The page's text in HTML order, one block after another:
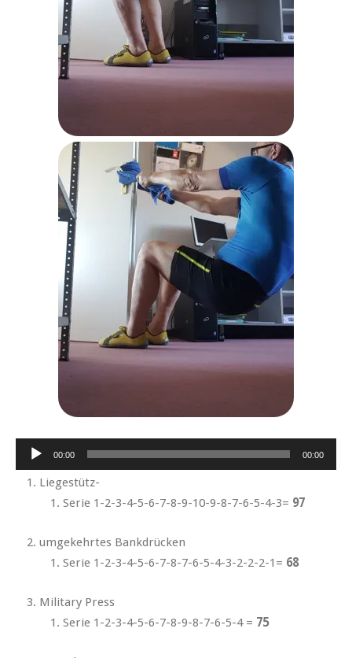
Audio-
00:00 00:00
Liegestütz-
Serie 1-2-3-4-5-6-7-8-9-10-9-8-7-6-5-4-3= 97
umgekehrtes Bankdrücken
Serie 1-2-3-4-5-6-7-8-7-6-5-4-3-2-2-2-1= 68
Military Press
Serie 1-2-3-4-5-6-7-8-9-8-7-6-5-4 = 75